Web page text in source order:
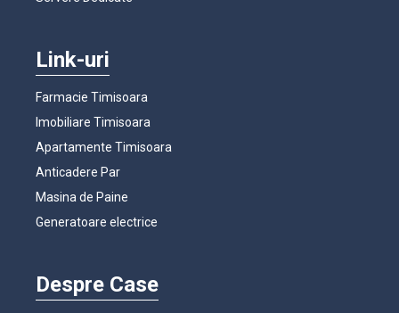
Link-uri
Farmacie Timisoara
Imobiliare Timisoara
Apartamente Timisoara
Anticadere Par
Masina de Paine
Generatoare electrice
Despre Case